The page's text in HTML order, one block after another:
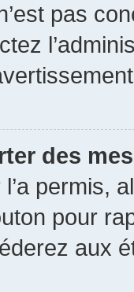
pas
des
l’a permis,
pour
aux